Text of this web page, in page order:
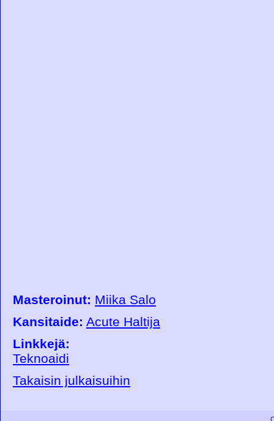
Masteroinut: Miika Salo
Kansitaide: Acute Haltija
Linkkejä:
Teknoaidi
Takaisin julkaisuihin